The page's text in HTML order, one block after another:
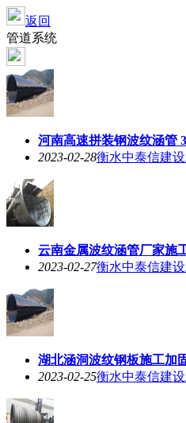
返回
管道系统
河南高速拼装钢波纹涵管
2023-02-28衡水中泰信建
云南金属波纹涵管厂家施
2023-02-27衡水中泰信建
湖北涵洞波纹钢板施工加
2023-02-25衡水中泰信建